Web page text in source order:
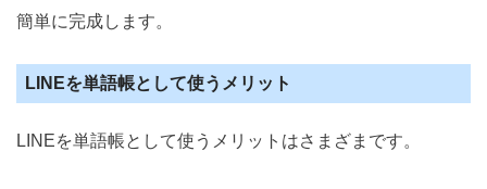
簡単に完成します。
LINEを単語帳として使うメリット
LINEを単語帳として使うメリットはさまざまです。